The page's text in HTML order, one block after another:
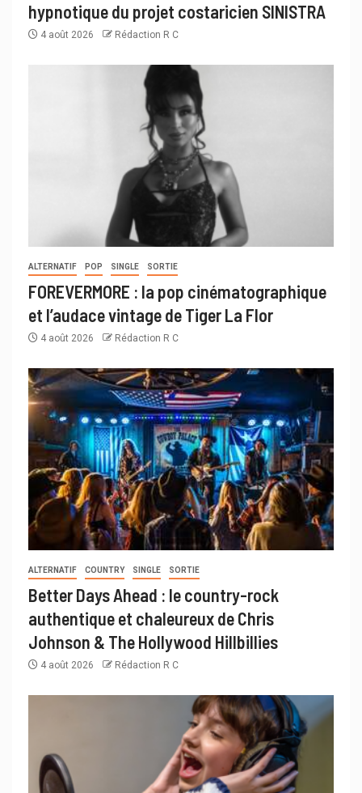
hypnotique du projet costaricien SINISTRA
4 août 2026 Rédaction R C
ALTERNATIF POP SINGLE SORTIE
FOREVERMORE : la pop cinématographique
et l’audace vintage de Tiger La Flor
4 août 2026 Rédaction R C
ALTERNATIF COUNTRY SINGLE SORTIE
Better Days Ahead : le country-rock
authentique et chaleureux de Chris
Johnson & The Hollywood Hillbillies
4 août 2026 Rédaction R C